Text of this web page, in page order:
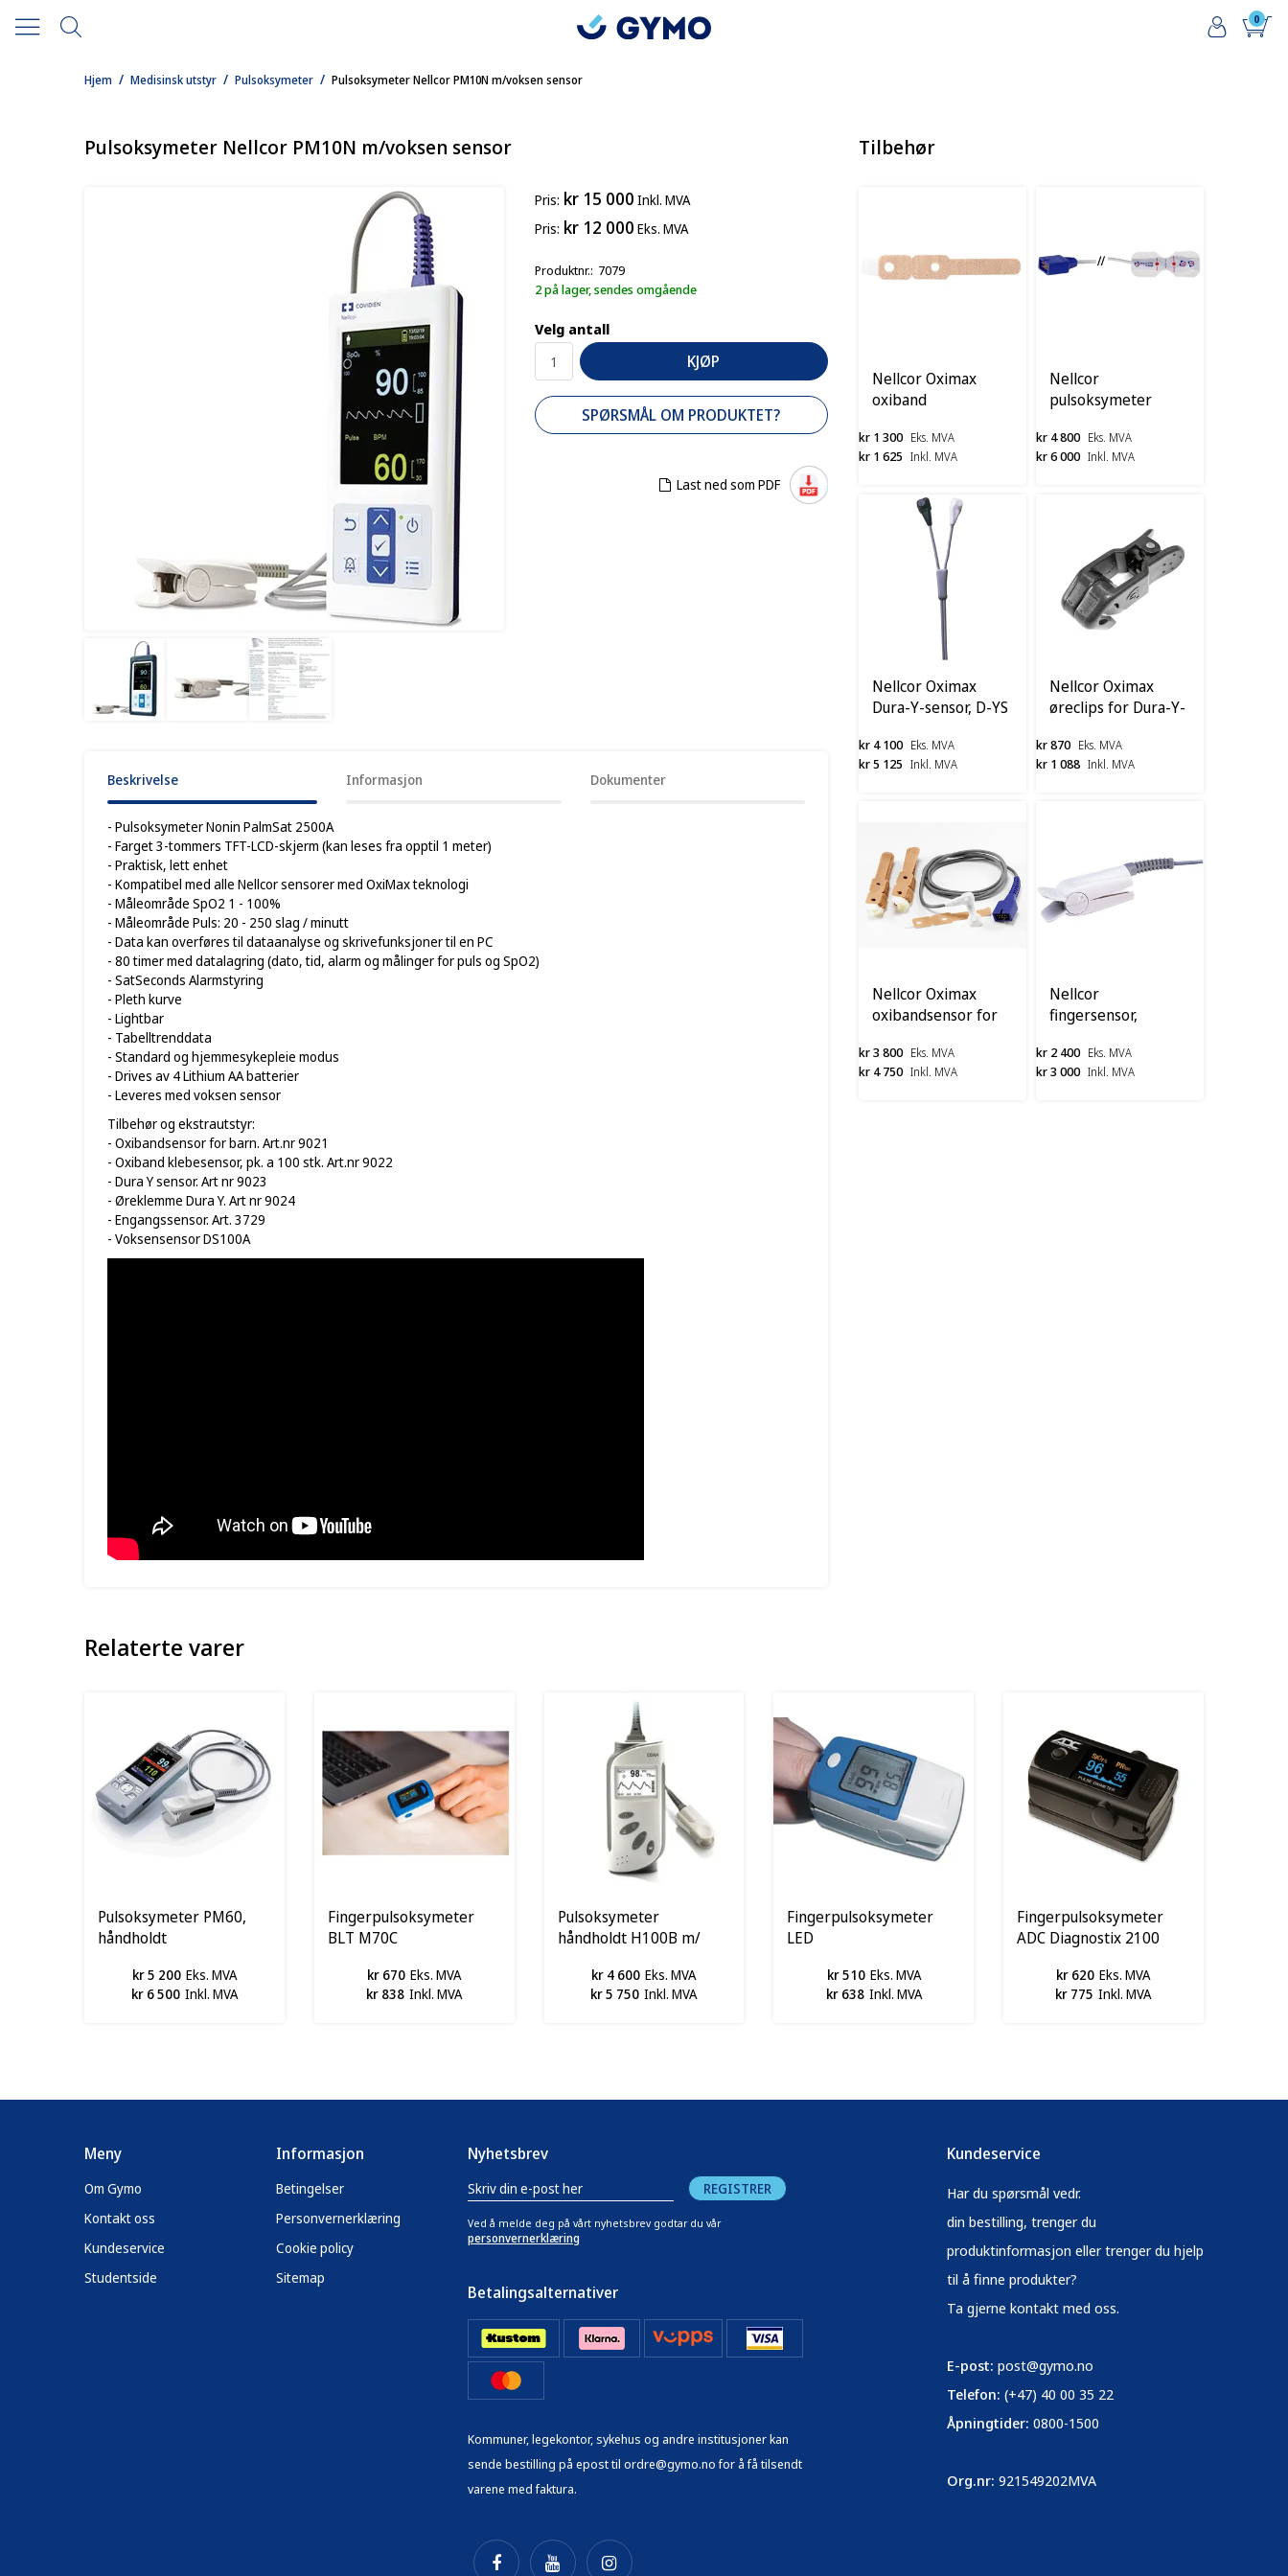
0
/
Hjem /
Medisinsk utstyr /
Pulsoksymeter Pulsoksymeter Nellcor PM10N m/voksen sensor
Pulsoksymeter Nellcor PM10N m/voksen sensor
Pris kr 15 000 Inkl. MVA
Pris kr 12 000 Eks. MVA
Produktnr. 7079
2 på lager, sendes omgående
Velg antall
KJØP
SPØRSMÅL OM PRODUKTET?
Last ned som PDF
Beskrivelse Informasjon Dokumenter
- Pulsoksymeter Nonin PalmSat 2500A
- Farget 3-tommers TFT-LCD-skjerm (kan leses fra opptil 1 meter)
- Praktisk, lett enhet
- Kompatibel med alle Nellcor sensorer med OxiMax teknologi
- Måleområde SpO2 1 - 100%
- Måleområde Puls: 20 - 250 slag / minutt
- Data kan overføres til dataanalyse og skrivefunksjoner til en PC
- 80 timer med datalagring (dato, tid, alarm og målinger for puls og SpO2)
- SatSeconds Alarmstyring
- Pleth kurve
- Lightbar
- Tabelltrenddata
- Standard og hjemmesykepleie modus
- Drives av 4 Lithium AA batterier
- Leveres med voksen sensor
Tilbehør og ekstrautstyr:
- Oxibandsensor for barn. Art.nr 9021
- Oxiband klebesensor, pk. a 100 stk. Art.nr 9022
- Dura Y sensor. Art nr 9023
- Øreklemme Dura Y. Art nr 9024
- Engangssensor. Art. 3729
- Voksensensor DS100A
Tilbehør
Nellcor Oximax
oxiband
ADH-P/I
kr 1 300 Eks. MVA
kr 1 625 Inkl. MVA
Nellcor
pulsoksymeter
kr 4 800 Eks. MVA
kr 6 000 Inkl. MVA
Nellcor Oximax
Dura-Y-sensor, D-YS
kr 4 100 Eks. MVA
kr 5 125 Inkl. MVA
Nellcor Oximax
øreclips for Dura-Y-
kr 870 Eks. MVA
kr 1 088 Inkl. MVA
Nellcor Oximax
oxibandsensor for
kr 3 800 Eks. MVA
kr 4 750 Inkl. MVA
Nellcor
fingersensor,
DS-100A
kr 2 400 Eks. MVA
kr 3 000 Inkl. MVA
Relaterte varer
Pulsoksymeter PM60,
håndholdt
kr 5 200 Eks. MVA
kr 6 500 Inkl. MVA
Fingerpulsoksymeter
BLT M70C
kr 670 Eks. MVA
kr 838 Inkl. MVA
Pulsoksymeter
håndholdt H100B m/
kr 4 600 Eks. MVA
kr 5 750 Inkl. MVA
Fingerpulsoksymeter
LED
kr 510 Eks. MVA
kr 638 Inkl. MVA
Fingerpulsoksymeter
ADC Diagnostix 2100
kr 620 Eks. MVA
kr 775 Inkl. MVA
Meny
Om Gymo
Kontakt oss
Kundeservice
Studentside
Informasjon
Betingelser
Personvernerklæring
Cookie policy
Sitemap
Nyhetsbrev
REGISTRER
Ved å melde deg på vårt nyhetsbrev godtar du vår
personvernerklæring
Betalingsalternativer
Kommuner, legekontor, sykehus og andre institusjoner kan
sende bestilling på epost til ordre@gymo.no for å få tilsendt
varene med faktura.
Kundeservice
Har du spørsmål vedr.
din bestilling, trenger du
produktinformasjon eller trenger du hjelp
til å finne produkter?
Ta gjerne kontakt med oss.
E-post: post@gymo.no
Telefon: (+47) 40 00 35 22
Åpningtider: 0800-1500
Org.nr: 921549202MVA